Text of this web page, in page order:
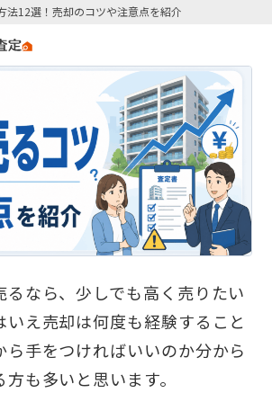
法12選！売却のコツや注意点を紹介
るなら、少しでも高く売りたい
いえ売却は何度も経験すること
ら手をつければいいのか分から
も多いと思います。